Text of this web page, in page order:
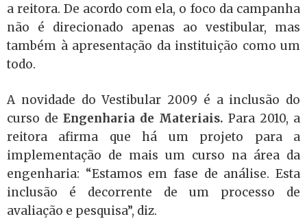
a reitora. De acordo com ela, o foco da campanha
não é direcionado apenas ao vestibular, mas
também à apresentação da instituição como um
todo.
A novidade do Vestibular 2009 é a inclusão do
curso de Engenharia de Materiais. Para 2010, a
reitora afirma que há um projeto para a
implementação de mais um curso na área da
engenharia: “Estamos em fase de análise. Esta
inclusão é decorrente de um processo de
avaliação e pesquisa”, diz.